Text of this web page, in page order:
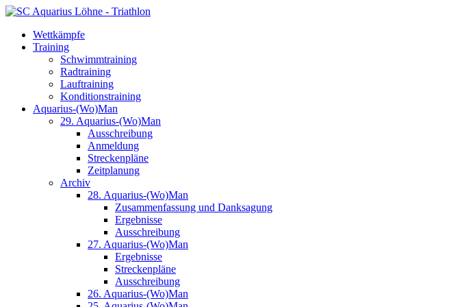
Wettkämpfe
Training
Schwimmtraining
Radtraining
Lauftraining
Konditionstraining
Aquarius-(Wo)Man
29. Aquarius-(Wo)Man
Ausschreibung
Anmeldung
Streckenpläne
Zeitplanung
Archiv
28. Aquarius-(Wo)Man
Zusammenfassung und Danksagung
Ergebnisse
Ausschreibung
27. Aquarius-(Wo)Man
Ergebnisse
Streckenpläne
Ausschreibung
26. Aquarius-(Wo)Man